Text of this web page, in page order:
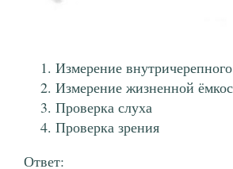
Измерение
Измерение жизненной
Проверка слуха
Проверка зрения
Ответ: